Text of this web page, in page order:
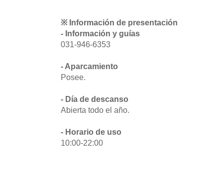
※ Información de presentación
- Información y guías
031-946-6353
- Aparcamiento
Posee.
- Día de descanso
Abierta todo el año.
- Horario de uso
10:00-22:00